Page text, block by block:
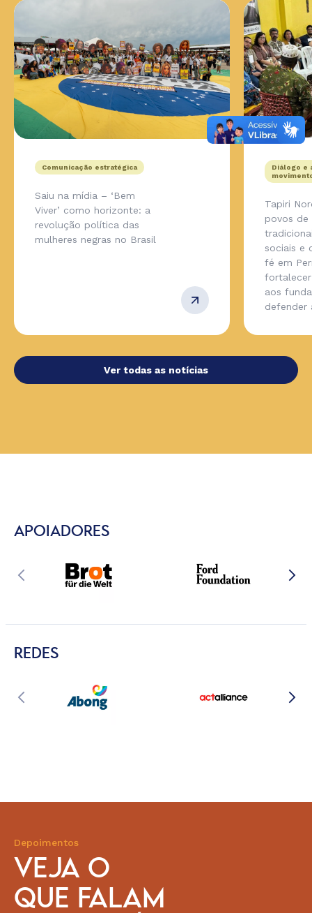
Comunicação estratégica
Saiu na mídia – ‘Bem
Viver’ como horizonte: a
revolução política das
mulheres negras no Brasil
Diálogo e
Tapiri
povos de
sociais e
fé em
aos
defender
Ver todas as notícias
APOIADORES
REDES
Depoimentos
VEJA O
QUE FALAM